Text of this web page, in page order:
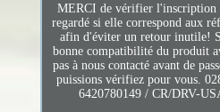
MERCI de vérifier l'inscription
regardé si elle correspond aux
afin d'éviter un retour inutile!
bonne compatibilité du produit
pas à nous contacté avant de
puissions vérifiez pour vous.
6420780149 / CR/DRV-